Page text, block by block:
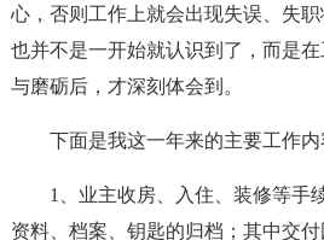
心，否则工作上就会出现失误、失
也并不是一开始就认识到了，而是
与磨砺后，才深刻体会到。
下面是我这一年来的主要工作内
1、业主收房、入住、装修等手
资料、档案、钥匙的归档；其中交